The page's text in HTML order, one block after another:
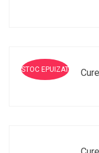
STOC EPUIZAT